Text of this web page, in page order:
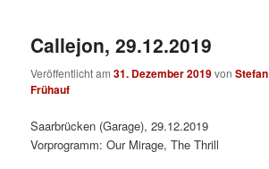
Callejon, 29.12.2019
Veröffentlicht am31. Dezember 2019vonStefan
Frühauf
Saarbrücken (Garage), 29.12.2019
Vorprogramm: Our Mirage, The Thrill